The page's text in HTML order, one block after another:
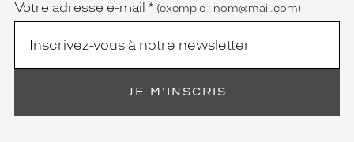
Votre adresse e-mail * (exemple : nom@mail.com)
JE M'INSCRIS